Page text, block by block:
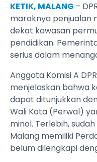
KETIK, MALANG –
maraknya penjualan
dekat kawasan
pendidikan.
serius dalam
Anggota Komisi A
menjelaskan bahwa
dapat ditunjukkan
Wali Kota (Perwal)
minol. Terlebih,
Malang memiliki
belum dilengkapi